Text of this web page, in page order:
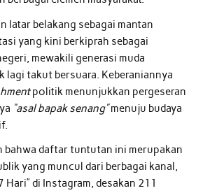
latar belakang sebagai mantan
yang kini berkiprah sebagai
mewakili generasi muda
lagi takut bersuara. Keberaniannya
politik menunjukkan pergeseran
“asal bapak senang”menuju budaya
bahwa daftar tuntutan ini merupakan
yang muncul dari berbagai kanal,
Hari” di Instagram, desakan 211